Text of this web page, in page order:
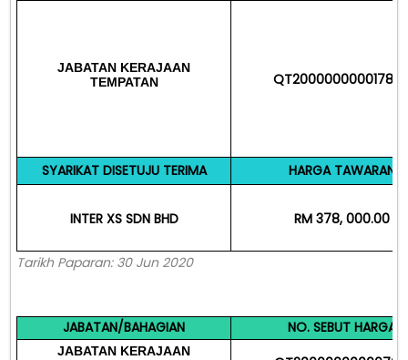
JABATAN KERAJAAN
TEMPATAN
SYARIKAT DISETUJU TERIMA HARGA TAWARAN
INTER XS SDN BHD RM 378, 000.00
Tarikh Paparan: 30 Jun 2020
JABATAN/BAHAGIAN NO. SEBUT HARGA
JABATAN KERAJAAN